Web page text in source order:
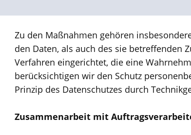
Zu den Maßnahmen gehören
den Daten, als auch des sie betreffenden
Verfahren eingerichtet, die eine
berücksichtigen wir den Schutz
Prinzip des Datenschutzes durch
Zusammenarbeit mit